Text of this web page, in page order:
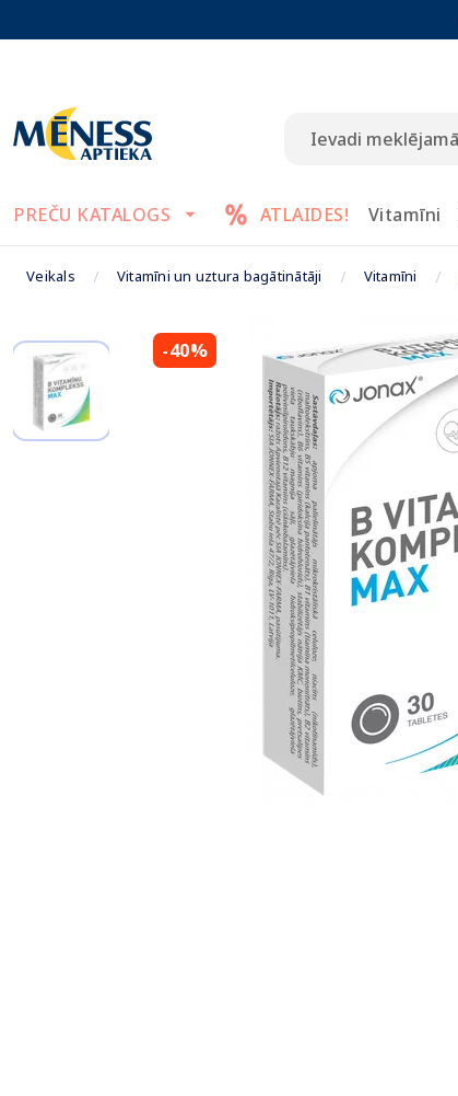
PREČU KATALOGS ATLAIDES! Vitamīni
Veikals Vitamīni un uztura bagātinātāji Vitamīni
-40%